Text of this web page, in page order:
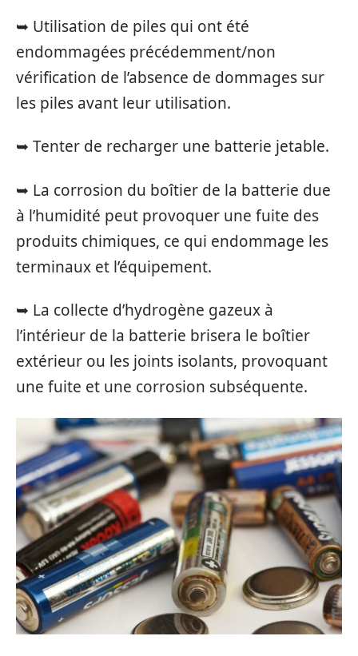
➥ Utilisation de piles qui ont été
endommagées précédemment/non
vérification de l’absence de dommages sur
les piles avant leur utilisation.
➥ Tenter de recharger une batterie jetable.
➥ La corrosion du boîtier de la batterie due
à l’humidité peut provoquer une fuite des
produits chimiques, ce qui endommage les
terminaux et l’équipement.
➥ La collecte d’hydrogène gazeux à
l’intérieur de la batterie brisera le boîtier
extérieur ou les joints isolants, provoquant
une fuite et une corrosion subséquente.